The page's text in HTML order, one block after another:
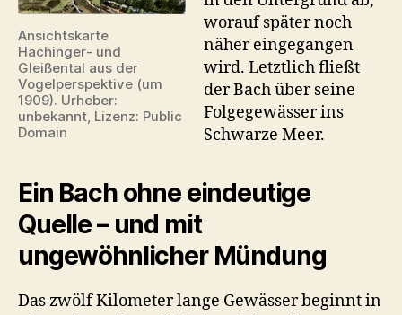
Ansichtskarte
Hachinger- und
Gleißental aus der
Vogelperspektive (um
1909). Urheber:
unbekannt, Lizenz: Public
Domain
worauf später noch
näher eingegangen
wird. Letztlich fließt
der Bach über seine
Folgegewässer ins
Schwarze Meer.
Ein Bach ohne eindeutige
Quelle – und mit
ungewöhnlicher Mündung
Das zwölf Kilometer lange Gewässer beginnt in